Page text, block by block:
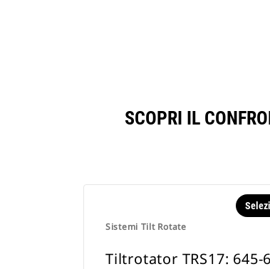
SCOPRI IL
Sistemi Tilt Rotate
Tiltrotator TRS17: 645-